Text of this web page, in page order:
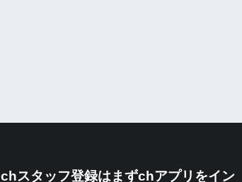
chスタッフ登録はまずchアプリをイン